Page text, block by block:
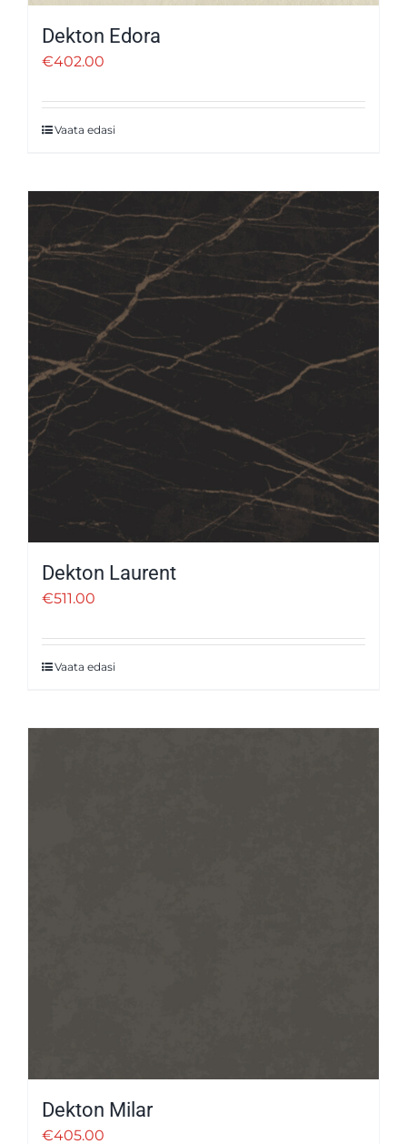
Dekton Edora
€402.00
Vaata edasi
Dekton Laurent
€511.00
Vaata edasi
Dekton Milar
€405.00